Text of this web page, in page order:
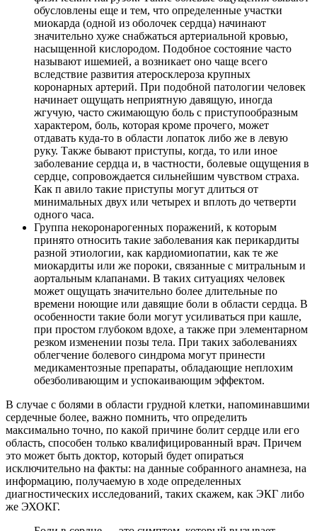
обусловлены еще и тем, что определенные участки
миокарда (одной из оболочек сердца) начинают
значительно хуже снабжаться артериальной кровью,
насыщенной кислородом. Подобное состояние часто
называют ишемией, а возникает оно чаще всего
вследствие развития атеросклероза крупных
коронарных артерий. При подобной патологии человек
начинает ощущать неприятную давящую, иногда
жгучую, часто сжимающую боль с приступообразным
характером, боль, которая кроме прочего, может
отдавать куда-то в области лопаток либо же в левую
руку. Также бывают приступы, когда, то или иное
заболевание сердца и, в частности, болевые ощущения в
сердце, сопровождается сильнейшим чувством страха.
Как п авило такие приступы могут длиться от
минимальных двух или четырех и вплоть до четверти
одного часа.
Группа некоронарогенных поражений, к которым
принято относить такие заболевания как перикардиты
разной этиологии, как кардиомиопатии, как те же
миокардиты или же пороки, связанные с митральным и
аортальным клапанами. В таких ситуациях человек
может ощущать значительно более длительные по
времени ноющие или давящие боли в области сердца. В
особенности такие боли могут усиливаться при кашле,
при простом глубоком вдохе, а также при элементарном
резком изменении позы тела. При таких заболеваниях
облегчение болевого синдрома могут принести
медикаментозные препараты, обладающие неплохим
обезболивающим и успокаивающим эффектом.
В случае с болями в области грудной клетки, напоминавшими
сердечные более, важно помнить, что определить
максимально точно, по какой причине болит сердце или его
область, способен только квалифицированный врач. Причем
это может быть доктор, который будет опираться
исключительно на факты: на данные собранного анамнеза, на
информацию, получаемую в ходе определенных
диагностических исследований, таких скажем, как ЭКГ либо
же ЭХОКГ.